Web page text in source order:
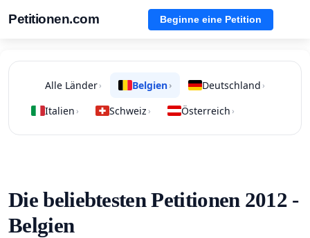
Petitionen.com Beginne eine Petition
Alle Länder› Belgien› Deutschland ›
Italien › Schweiz › Österreich ›
Die beliebtesten Petitionen 2012 -
Belgien